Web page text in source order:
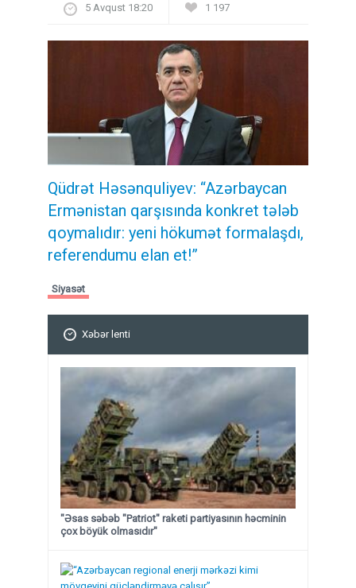
5 Avqust 18:20 1 197
Qüdrət Həsənquliyev: “Azərbaycan
Ermənistan qarşısında konkret tələb
qoymalıdır: yeni hökumət formalaşdı,
referendumu elan et!”
Siyasət
Xəbər lenti
"Əsas səbəb "Patriot" raketi partiyasının həcminin
çox böyük olmasıdır"